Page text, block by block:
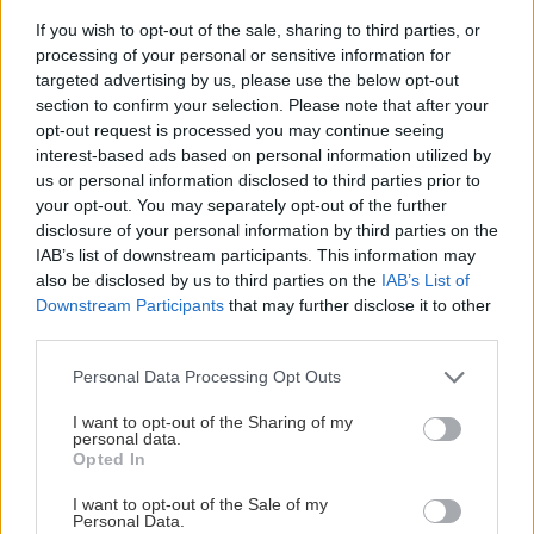
If you wish to opt-out of the sale, sharing to third parties, or
processing of your personal or sensitive information for
targeted advertising by us, please use the below opt-out
section to confirm your selection. Please note that after your
opt-out request is processed you may continue seeing
interest-based ads based on personal information utilized by
us or personal information disclosed to third parties prior to
your opt-out. You may separately opt-out of the further
disclosure of your personal information by third parties on the
IAB’s list of downstream participants. This information may
also be disclosed by us to third parties on the IAB’s List of
Downstream Participants that may further disclose it to other
Please note that this website/app uses one or more Google
not limited to your visit or usage behaviour. You may click to
grant or deny consent to Google and its third-party tags to
use your data for below specified purposes in below Google
consent section.
Personal Data Processing Opt Outs
I want to opt-out of the Sharing of my
personal data.
Opted In
I want to opt-out of the Sale of my
Personal Data.
a ako to vyriešiť za pár eur?